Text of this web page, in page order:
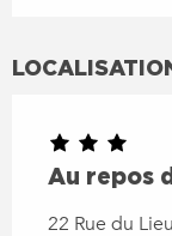
Au repos
22 Rue du